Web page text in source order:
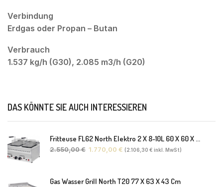
Verbindung
Erdgas oder Propan – Butan
Verbrauch
1.537 kg/h (G30), 2.085 m3/h (G20)
DAS KÖNNTE SIE AUCH INTERESSIEREN
Fritteuse FL62 North Elektro 2 X 8-10L 60 X 60 X 30(38) Cm
2.550,00€ 1.770,00 € (2.106,30 € inkl. MwSt)
Gas Wasser Grill North T20 77 X 63 X 43 Cm